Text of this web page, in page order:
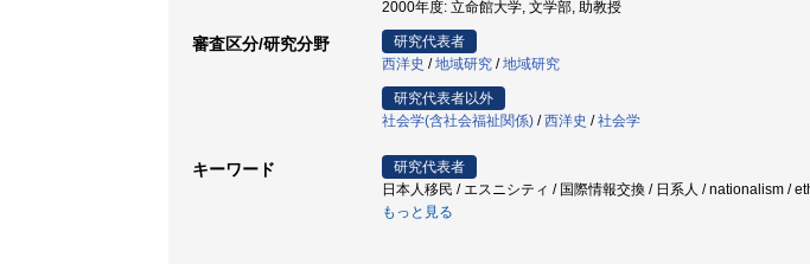
2000年度: 立命館大学, 文学部, 助教授
審査区分/研究分野
研究代表者
西洋史 /地域研究 /地域研究
研究代表者以外
社会学(含社会福祉関係) /西洋史 /社会学
キーワード
研究代表者
日本人移民 / エスニシティ / 国際情報交換 / 日系人 / nationalism /
もっと見る